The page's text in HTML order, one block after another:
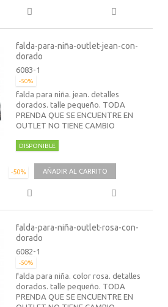
falda-para-niña-outlet-jean-con-
dorado
6083-1
-50%
falda para niña. jean. detalles
dorados. talle pequeño. TODA
PRENDA QUE SE ENCUENTRE EN
OUTLET NO TIENE CAMBIO
DISPONIBLE
-50% AÑADIR AL CARRITO
falda-para-niña-outlet-rosa-con-
dorado
6082-1
-50%
falda para niña. color rosa. detalles
dorados. talle pequeño. TODA
PRENDA QUE SE ENCUENTRE EN